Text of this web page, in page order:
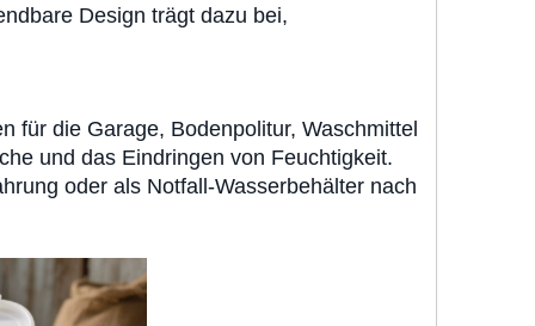
Design trägt dazu bei,
für die Garage, Bodenpolitur, Waschmittel
und das Eindringen von Feuchtigkeit.
oder als Notfall-Wasserbehälter nach